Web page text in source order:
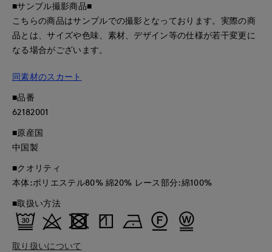
■サンプル撮影商品■
こちらの商品はサンプルでの撮影となっております。実際の商
品とは、サイズや色味、素材、デザイン等の仕様が若干変更に
なる場合がございます。
同素材のスカート
■品番
62182001
■原産国
中国製
■クオリティ
本体:ポリエステル80% 綿20% レース部分:綿100%
■取扱い方法
取り扱いについて